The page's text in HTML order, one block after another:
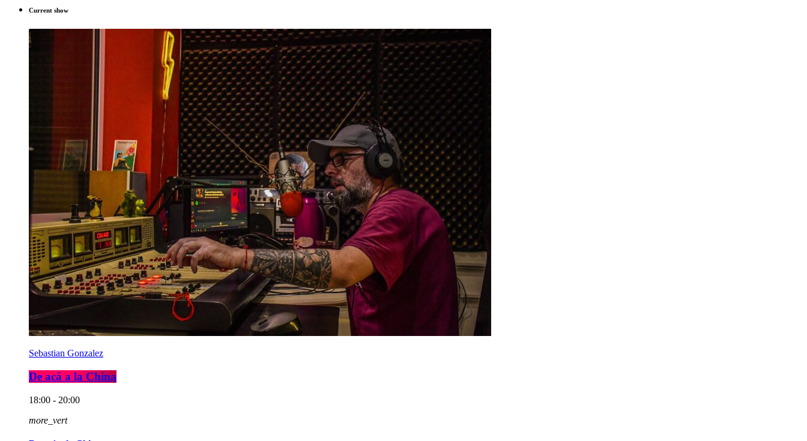
Current show
Sebastian Gonzalez
De acá a la China
18:00 - 20:00
more_vert